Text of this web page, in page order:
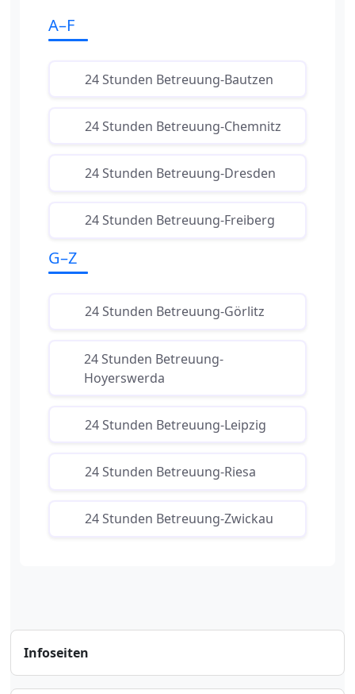
A–F
24 Stunden Betreuung-Bautzen
24 Stunden Betreuung-Chemnitz
24 Stunden Betreuung-Dresden
24 Stunden Betreuung-Freiberg
G–Z
24 Stunden Betreuung-Görlitz
24 Stunden Betreuung-
Hoyerswerda
24 Stunden Betreuung-Leipzig
24 Stunden Betreuung-Riesa
24 Stunden Betreuung-Zwickau
Infoseiten